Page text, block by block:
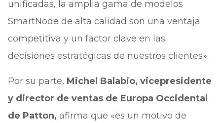
unificadas, la amplia gama de modelos
SmartNode de alta calidad son una ventaja
competitiva y un factor clave en las
decisiones estratégicas de nuestros clientes».
Por su parte, Michel Balabio, vicepresidente
y director de ventas de Europa Occidental
de Patton, afirma que «es un motivo de